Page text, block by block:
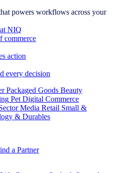
powers workflows across your
NIQ
commerce
action
every decision
Packaged Goods Beauty
Pet Digital Commerce
Media Retail Small &
& Durables
a Partner